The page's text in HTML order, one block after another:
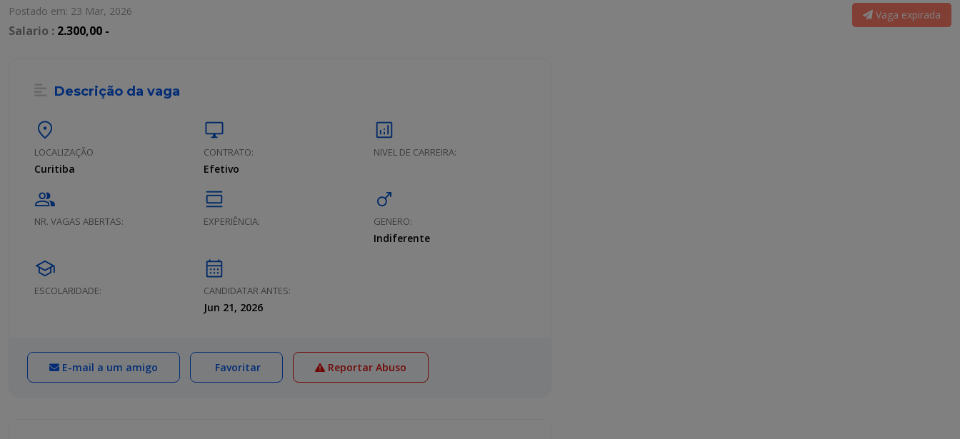
Postado em: 23 Mar, 2026
Salario : 2.300,00 -
Vaga expirada
Descrição da vaga
location_on
LOCALIZAÇÃO
Curitiba
desktop_windows
CONTRATO:
Efetivo
analytics
NIVEL DE CARREIRA:
group
NR. VAGAS ABERTAS:
calendar_view_day
EXPERIÊNCIA:
male
GENERO:
Indiferente
school
ESCOLARIDADE:
calendar_month
CANDIDATAR ANTES:
Jun 21, 2026
E-mail a um amigo Favoritar Reportar Abuso